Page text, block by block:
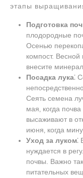
этапы
Подготовка
плодородные
Осенью
компост. Весной
внесите
Посадка лука⁚
Сеять семена
мая‚ когда
высаживают в
июня‚ когда
Уход за луком⁚
нуждается в
почвы. Важно
питательных